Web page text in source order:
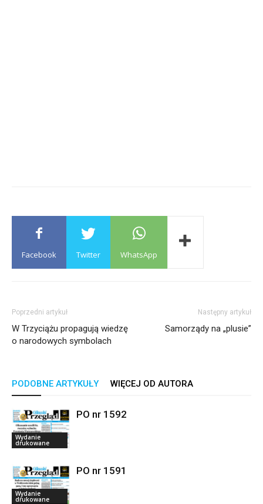
Facebook Twitter WhatsApp
Poprzedni artykuł
W Trzyciążu propagują wiedzę
o narodowych symbolach
Następny artykuł
Samorządy na „plusie”
PODOBNE ARTYKUŁY WIĘCEJ OD AUTORA
Wydanie
drukowane
PO nr 1592
Wydanie
drukowane
PO nr 1591